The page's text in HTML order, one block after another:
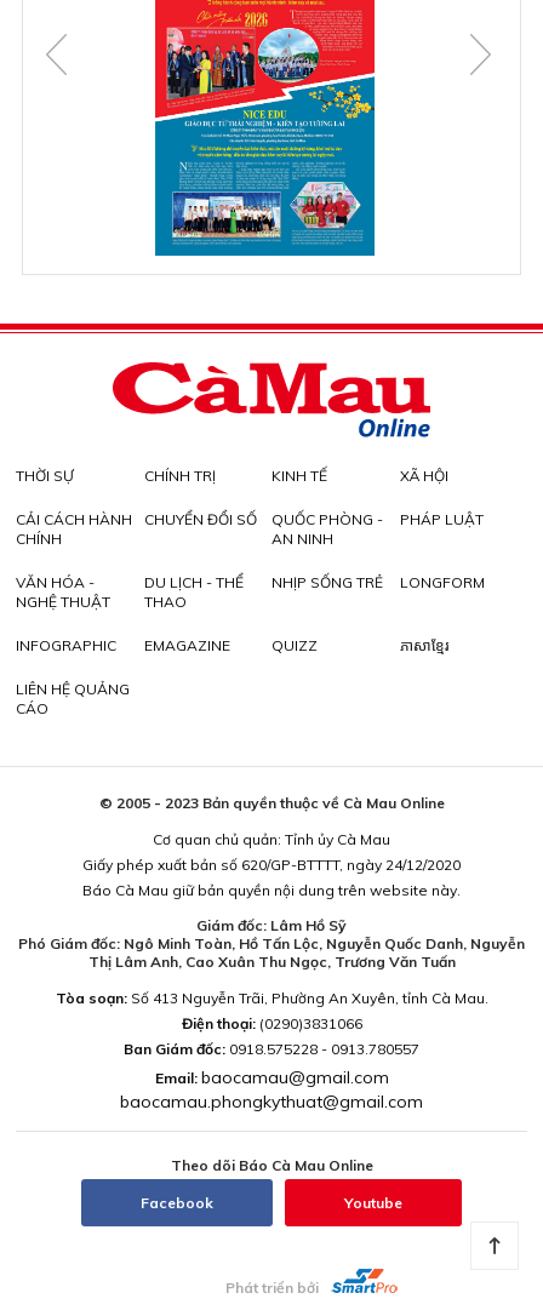
THỜI SỰ CHÍNH TRỊ KINH TẾ XÃ HỘI
CẢI CÁCH HÀNH
CHÍNH
CHUYỂN ĐỔI SỐ
QUỐC PHÒNG -
AN NINH
PHÁP LUẬT
VĂN HÓA -
NGHỆ THUẬT
DU LỊCH - THỂ
THAO
NHỊP SỐNG TRẺ LONGFORM
INFOGRAPHIC EMAGAZINE QUIZZ ភាសាខ្មែរ
LIÊN HỆ QUẢNG
CÁO
© 2005 - 2023 Bản quyền thuộc về Cà Mau Online
Cơ quan chủ quản: Tỉnh ủy Cà Mau
Giấy phép xuất bản số 620/GP-BTTTT, ngày 24/12/2020
Báo Cà Mau giữ bản quyền nội dung trên website này.
Giám đốc: Lâm Hồ Sỹ
Phó Giám đốc: Ngô Minh Toàn, Hồ Tấn Lộc, Nguyễn Quốc Danh, Nguyễn
Thị Lâm Anh, Cao Xuân Thu Ngọc, Trương Văn Tuấn
Tòa soạn:Số 413 Nguyễn Trãi, Phường An Xuyên, tỉnh Cà Mau.
Điện thoại: (0290)3831066
Ban Giám đốc: 0918.575228 - 0913.780557
Email: baocamau@gmail.com
baocamau.phongkythuat@gmail.com
Theo dõi Báo Cà Mau Online
Facebook Youtube
Phát triển bởi